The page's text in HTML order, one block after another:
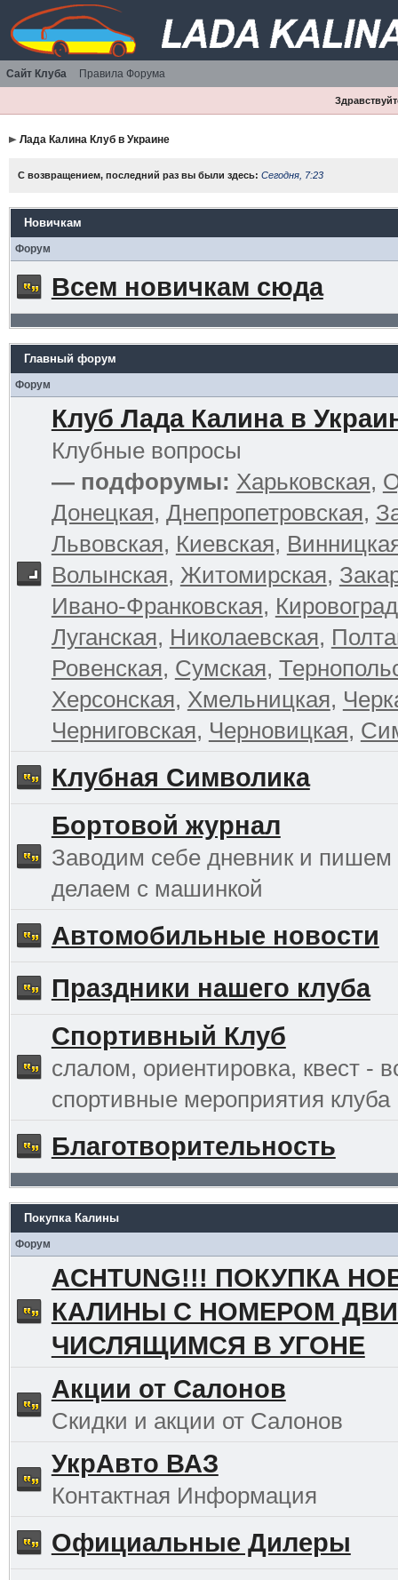
Сайт Клуба Правила Форума
Лада Калина Клуб в Украине
С возвращением, последний раз вы были здесь: Сегодня, 7:23
Новичкам
Форум
Всем новичкам сюда
Главный форум
Форум
Клуб Лада Калина в
Клубные вопросы
— подфорумы: Харьковская,
Донецкая, Днепропетровская,
Львовская, Киевская,
Волынская, Житомирская,
Ивано-Франковская,
Луганская, Николаевская,
Ровенская, Сумская,
Херсонская, Хмельницкая,
Черниговская, Черновицкая,
Клубная Символика
Бортовой журнал
Заводим себе дневник и пишем
делаем с машинкой
Автомобильные новости
Праздники нашего клуба
Спортивный Клуб
слалом, ориентировка, квест -
спортивные мероприятия клуба
Благотворительность
Покупка Калины
Форум
ACHTUNG!!! ПОКУПКА
КАЛИНЫ С НОМЕРОМ
ЧИСЛЯЩИМСЯ В УГОНЕ
Акции от Салонов
Скидки и акции от Салонов
УкрАвто ВАЗ
Контактная Информация
Официальные Дилеры